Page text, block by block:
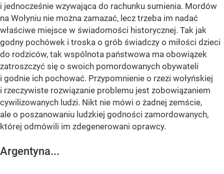
i jednocześnie wzywająca do rachunku sumienia. Mordów
na Wołyniu nie można zamazać, lecz trzeba im nadać
właściwe miejsce w świadomości historycznej. Tak jak
godny pochówek i troska o grób świadczy o miłości dzieci
do rodziców, tak wspólnota państwowa ma obowiązek
zatroszczyć się o swoich pomordowanych obywateli
i godnie ich pochować. Przypomnienie o rzezi wołyńskiej
i rzeczywiste rozwiązanie problemu jest zobowiązaniem
cywilizowanych ludzi. Nikt nie mówi o żadnej zemście,
ale o poszanowaniu ludzkiej godności zamordowanych,
której odmówili im zdegenerowani oprawcy.
Argentyna...